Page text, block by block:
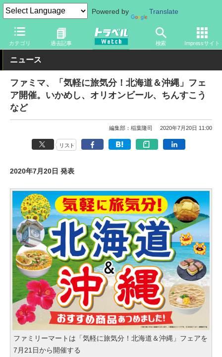
Powered by Translate
カテゴリ 過去記事 検索 Impressサイト
トラベル Watch 地域 国内旅行 北海道
ニュース
ファミマ、「気軽に旅気分！北海道＆沖縄」フェ
ア開催。いかめし、オリオンビール、ちんすこう
など
編集部：稲葉隆司 2020年7月20日 11:00
リスト
2020年7月20日 発表
ファミリーマートは「気軽に旅気分！北海道＆沖縄」フェアを
7月21日から開催する